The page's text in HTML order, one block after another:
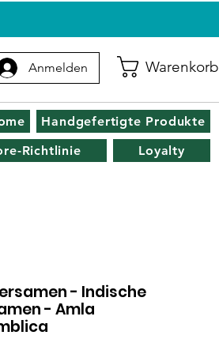
Anmelden Warenkorb
Handgefertigte Produkte
Richtlinie Loyalty
- Indische
- Amla